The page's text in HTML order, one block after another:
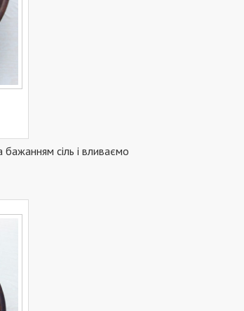
сіль і вливаємо